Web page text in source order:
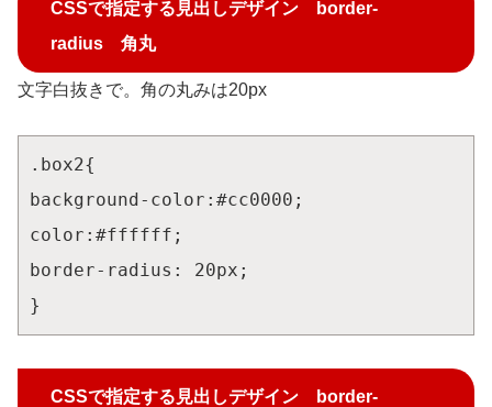
CSSで指定する見出しデザイン border-
radius 角丸
文字白抜きで。角の丸みは20px
.box2{
background-color:#cc0000;
color:#ffffff;
border-radius: 20px;
}
CSSで指定する見出しデザイン border-